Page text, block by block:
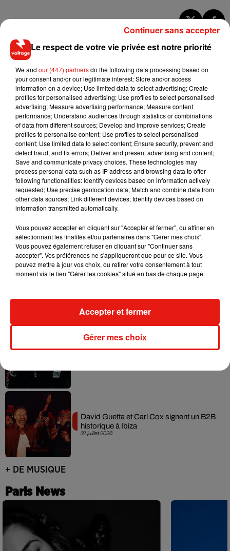
Musique
7 août 2026
RÜFÜS DU SOL annonce un nouvel
album après sa tournée mondiale
7 août 2026
Angèle et Amélie Lens dévoilent leur
collaboration tant attendue
6 août 2026
Il y a 10 ans, DJ Snake changeait de
Fred again.. et Latin Mafia dévoilent enfin
Swedish House Mafia et Lykke Li
31 juillet 2026
David Guetta et Carl Cox signent un B2B
historique à Ibiza
+ DE MUSIQUE
Paris News
Le respect de votre vie privée est notre priorité
We and our (447) partnersdo the following data processing based on
your consent and/or our legitimate interest: Store and/or access
information on a device; Use limited data to select advertising; Create
profiles for personalised advertising; Use profiles to select personalised
advertising; Measure advertising performance; Measure content
performance; Understand audiences through statistics or combinations
of data from different sources; Develop and improve services; Create
profiles to personalise content; Use profiles to select personalised
content; Use limited data to select content; Ensure security, prevent and
detect fraud, and fix errors; Deliver and present advertising and content;
Save and communicate privacy choices. These technologies may
process personal data such as IP address and browsing data to offer
following functionalities: Identify devices based on information actively
requested; Use precise geolocation data; Match and combine data from
other data sources; Link different devices; Identify devices based on
information transmitted automatically.
Vous pouvez accepter en cliquant sur "Accepter et fermer", ou affiner en
sélectionnant les finalités et/ou partenaires dans "Gérer mes choix".
Vous pouvez également refuser en cliquant sur "Continuer sans
accepter". Vos préférences ne s'appliqueront que pour ce site. Vous
pouvez mettre à jour vos choix, ou retirer votre consentement à tout
moment via le lien "Gérer les cookies" situé en bas de chaque page.
Gérer mes choix
Accepter et fermer
Continuer sans accepter